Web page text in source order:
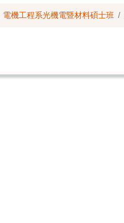
電機工程系光機電暨材料碩士班